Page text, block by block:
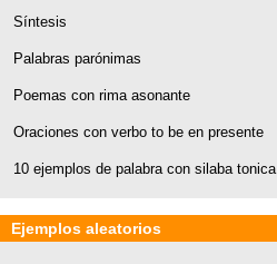
Síntesis
Palabras parónimas
Poemas con rima asonante
Oraciones con verbo to be en presente
10 ejemplos de palabra con silaba tonica
Ejemplos aleatorios